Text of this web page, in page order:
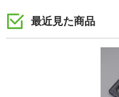
最近見た商品